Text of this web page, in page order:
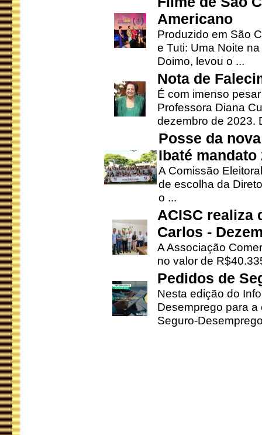
Americano
Produzido em São
e Tuti: Uma Noite
Doimo, levou o ...
Nota de
É com imenso
Professora Diana
dezembro de 2023.
Posse da
Ibaté mandato
A Comissão
de escolha da
o ...
ACISC realiza
Carlos -
A Associação
no valor de
Pedidos de
Nesta edição do
Desemprego para
Seguro-